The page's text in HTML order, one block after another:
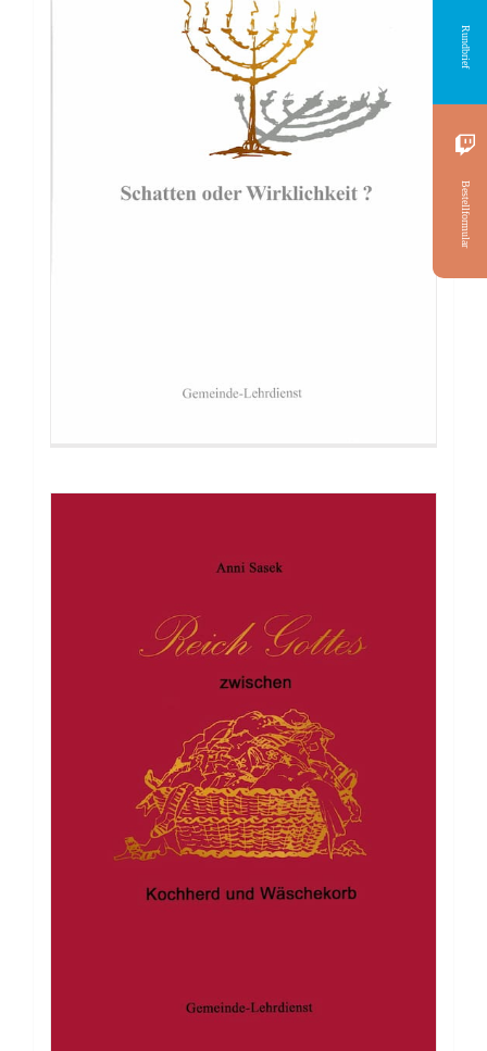
Buch: Reich Gottes zwischen Kochherd
Bilderbuch: Der Bettler vom Schloss
Rundbrief
Bestellformular